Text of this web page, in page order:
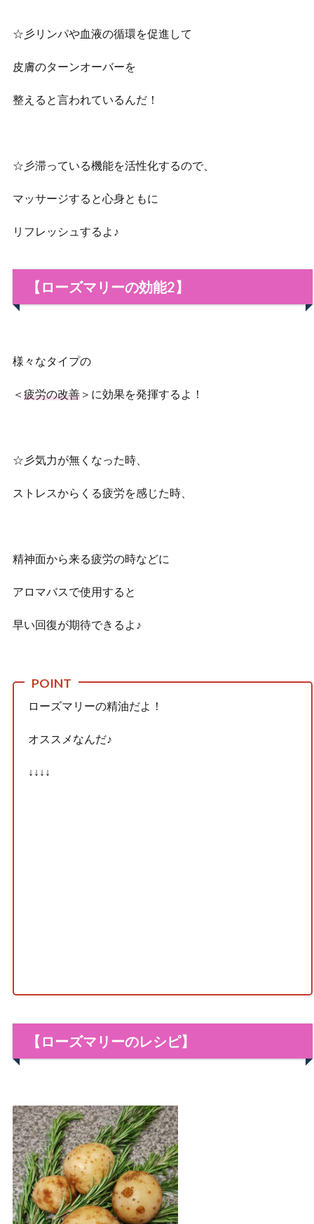
☆彡リンパや血液の循環を促進して
皮膚のターンオーバーを
整えると言われているんだ！
☆彡滞っている機能を活性化するので、
マッサージすると心身ともに
リフレッシュするよ♪
【ローズマリーの効能2】
様々なタイプの
＜ 疲労の改善 ＞に効果を発揮するよ！
☆彡気力が無くなった時、
ストレスからくる疲労を感じた時、
精神面から来る疲労の時などに
アロマバスで使用すると
早い回復が期待できるよ♪
ローズマリーの精油だよ！
オススメなんだ♪
↓↓↓↓
【ローズマリーのレシピ】